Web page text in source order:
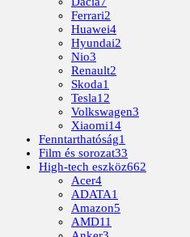
Ferrari2
Huawei4
Hyundai2
Nio3
Renault2
Skoda1
Tesla12
Volkswagen3
Xiaomi14
Fenntarthatóság1
Film és sorozat33
High-tech eszköz662
Acer4
ADATA1
Amazon5
AMD11